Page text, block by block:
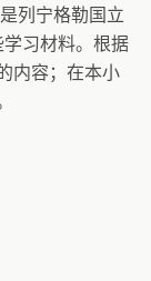
列宁格勒国立
习材料。根据
内容；在本小